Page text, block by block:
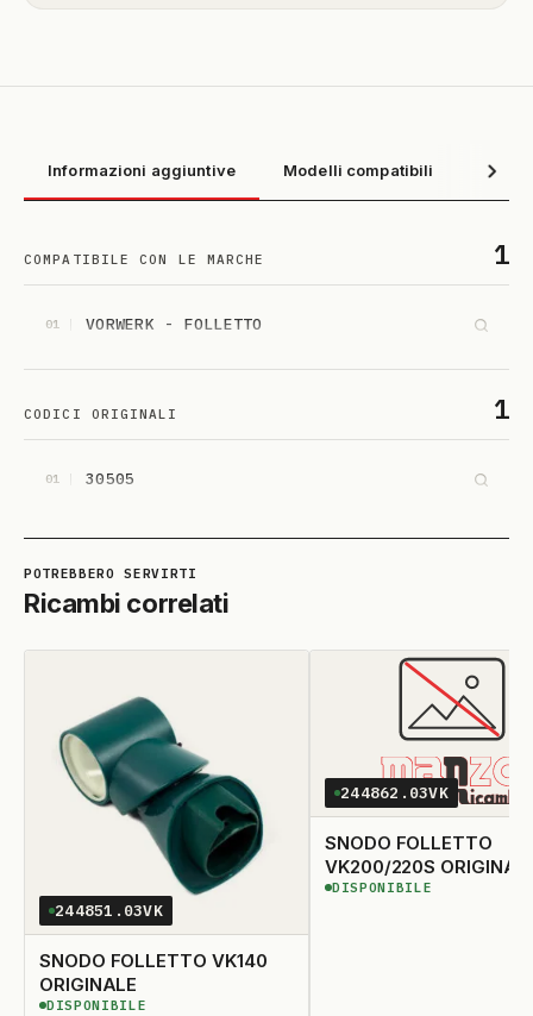
Informazioni aggiuntive Modelli compatibili
COMPATIBILE CON LE MARCHE 1
01 VORWERK - FOLLETTO
CODICI ORIGINALI 1
01 30505
Ricambi correlati
244851.03VK
SNODO FOLLETTO VK140
ORIGINALE
DISPONIBILE
DISPONIBILE
244862.03VK
SNODO FOLLETTO
VK200/220S
DISPONIBILE
DISPONIBILE